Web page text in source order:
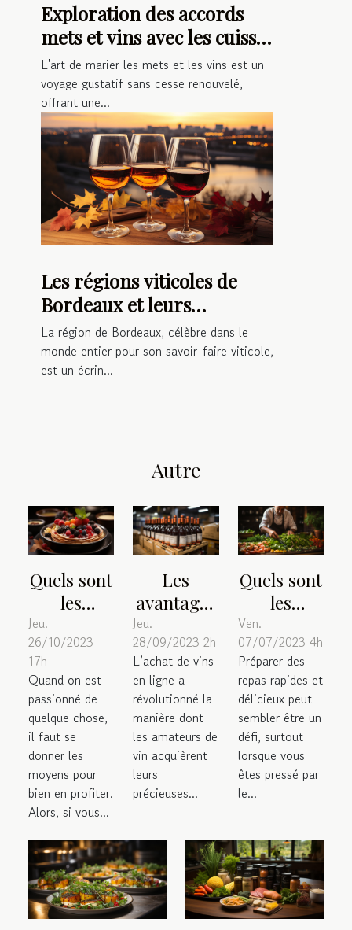
Exploration des accords
mets et vins avec les cuisses
de grenouilles
L'art de marier les mets et les vins est un
voyage gustatif sans cesse renouvelé,
offrant une...
Les régions viticoles de
Bordeaux et leurs
spécificités
La région de Bordeaux, célèbre dans le
monde entier pour son savoir-faire viticole,
est un écrin...
Autre
Quels sont
les
critères de
choix
d’une
poêle à
crêpe ?
Jeu.
26/10/2023
17h
Quand on est
passionné de
quelque chose,
il faut se
donner les
moyens pour
bien en profiter.
Alors, si vous...
Les
avantages
de l’achat
de vins en
ligne :
Pourquoi
opter pour
cette
méthode ?
Jeu.
28/09/2023 2h
L’achat de vins
en ligne a
révolutionné la
manière dont
les amateurs de
vin acquièrent
leurs
précieuses...
Quels sont
les
meilleurs
conseils
culinaires
pour
préparer
des repas
rapides et
délicieux ?
Ven.
07/07/2023 4h
Préparer des
repas rapides et
délicieux peut
sembler être un
défi, surtout
lorsque vous
êtes pressé par
le...